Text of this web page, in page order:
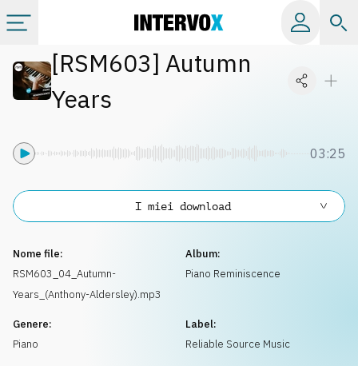
Categorie
[RSM603] Autumn
Years
03:25
Nome file:
RSM603_04_Autumn-
Years_(Anthony-Aldersley).mp3
Album:
Piano Reminiscence
Genere:
Piano
Label:
Reliable Source Music
I miei download